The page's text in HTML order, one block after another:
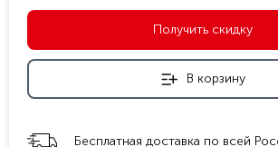
Получить скидку
В корзину
Бесплатная доставка по всей